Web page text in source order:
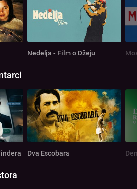
Nedelja - Film o Džeju
Dva Escobara